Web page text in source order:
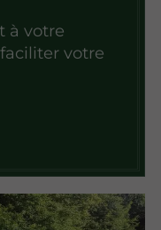
à votre
votre